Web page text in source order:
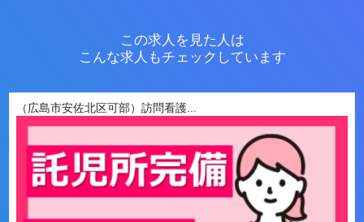
この求人を見た人は
こんな求人もチェックしています
（広島市安佐北区可部）訪問看護...